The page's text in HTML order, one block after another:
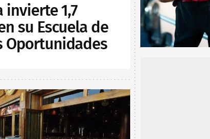
invierte 1,7
su Escuela de
Oportunidades